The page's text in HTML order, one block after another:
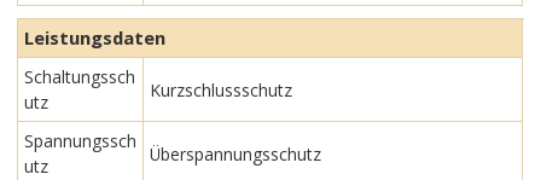
Leistungsdaten
Schaltungssch
utz
Kurzschlussschutz
Spannungssch
utz
Überspannungsschutz